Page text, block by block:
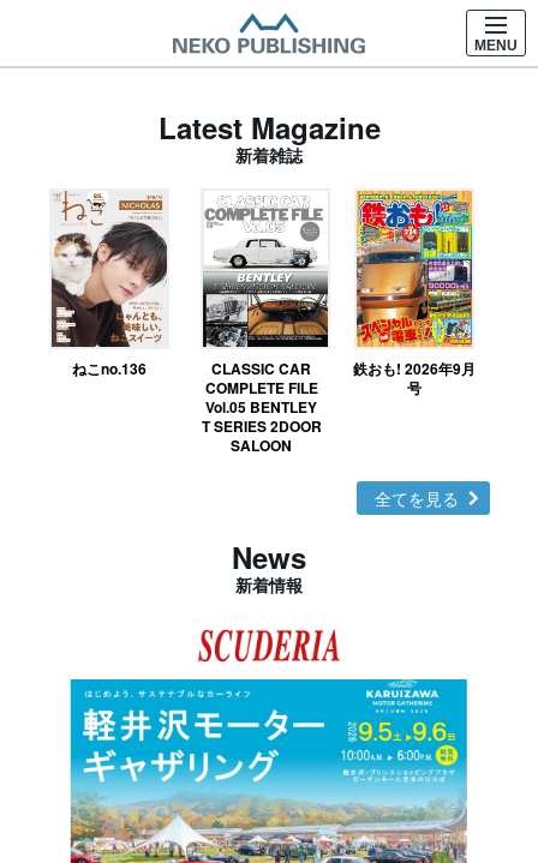
MENU
Latest Magazine
新着雑誌
ねこno.136
CLASSIC CAR
COMPLETE FILE
Vol.05 BENTLEY
T SERIES 2DOOR
SALOON
鉄おも! 2026年9月
号
全てを見る
News
新着情報